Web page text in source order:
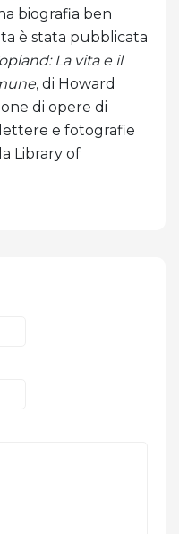
biografia ben
è stata pubblicata
La vita e il
, di Howard
di opere di
e fotografie
Library of